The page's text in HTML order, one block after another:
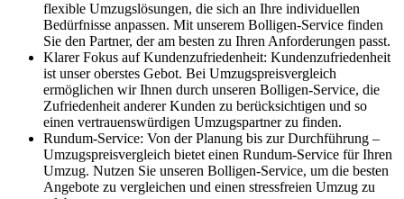
flexible Umzugslösungen, die sich an Ihre individuellen
Bedürfnisse anpassen. Mit unserem Bolligen-Service finden
Sie den Partner, der am besten zu Ihren Anforderungen passt.
Klarer Fokus auf Kundenzufriedenheit: Kundenzufriedenheit
ist unser oberstes Gebot. Bei Umzugspreisvergleich
ermöglichen wir Ihnen durch unseren Bolligen-Service, die
Zufriedenheit anderer Kunden zu berücksichtigen und so
einen vertrauenswürdigen Umzugspartner zu finden.
Rundum-Service: Von der Planung bis zur Durchführung –
Umzugspreisvergleich bietet einen Rundum-Service für Ihren
Umzug. Nutzen Sie unseren Bolligen-Service, um die besten
Angebote zu vergleichen und einen stressfreien Umzug zu